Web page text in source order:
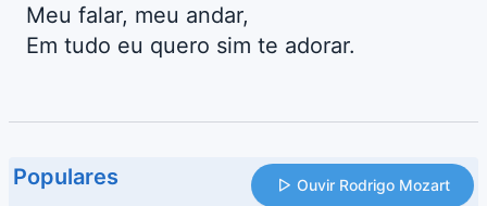
Meu falar, meu andar,
Em tudo eu quero sim te adorar.
Populares Ouvir Rodrigo Mozart